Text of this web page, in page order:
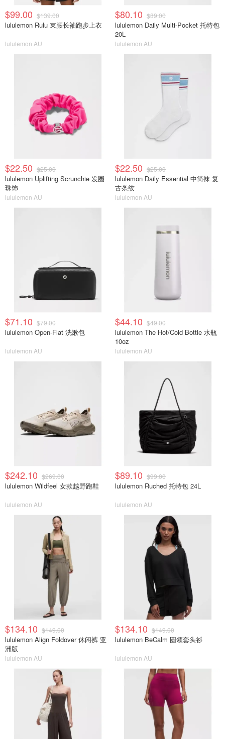
$99.00 $139.00
lululemon Rulu 束腰长袖跑步上衣
lululemon AU
$80.10 $89.00
lululemon Daily Multi-Pocket 托特包
20L
lululemon AU
$22.50 $25.00
lululemon Uplifting Scrunchie 发圈
珠饰
lululemon AU
$22.50 $25.00
lululemon Daily Essential 中筒袜 复
古条纹
lululemon AU
$71.10 $79.00
lululemon Open-Flat 洗漱包
lululemon AU
$44.10 $49.00
lululemon The Hot/Cold Bottle 水瓶
10oz
lululemon AU
$242.10 $269.00
lululemon Wildfeel 女款越野跑鞋
lululemon AU
$89.10 $99.00
lululemon Ruched 托特包 24L
lululemon AU
$134.10 $149.00
lululemon Align Foldover 休闲裤 亚
洲版
lululemon AU
$134.10 $149.00
lululemon BeCalm 圆领套头衫
lululemon AU